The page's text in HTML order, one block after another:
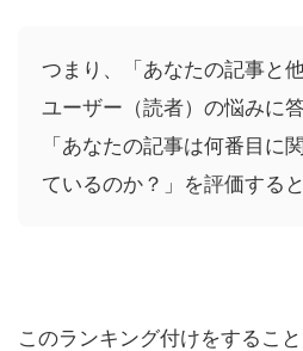
つまり、「あなたの記事と
ユーザー（読者）の悩みに
「あなたの記事は何番目に
ているのか？」を評価する
このランキング付けをするこ